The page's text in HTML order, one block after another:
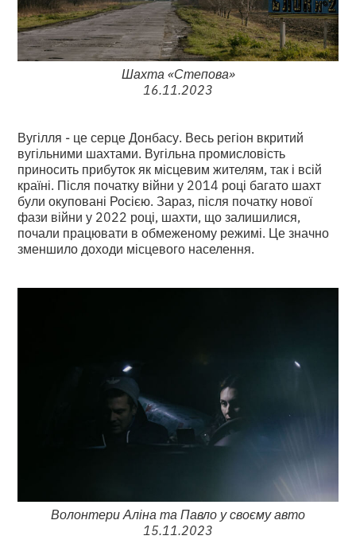
Шахта «Степова»
16.11.2023
Вугілля - це серце Донбасу. Весь регіон вкритий
вугільними шахтами. Вугільна промисловість
приносить прибуток як місцевим жителям, так і всій
країні. Після початку війни у 2014 році багато шахт
були окуповані Росією. Зараз, після початку нової
фази війни у 2022 році, шахти, що залишилися,
почали працювати в обмеженому режимі. Це значно
зменшило доходи місцевого населення.
Волонтери Аліна та Павло у своєму авто
15.11.2023